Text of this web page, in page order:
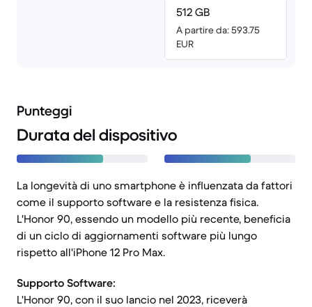
512 GB
A partire da: 593.75
EUR
Punteggi
Durata del dispositivo
La longevità di uno smartphone è influenzata da fattori
come il supporto software e la resistenza fisica.
L'Honor 90, essendo un modello più recente, beneficia
di un ciclo di aggiornamenti software più lungo
rispetto all'iPhone 12 Pro Max.
Supporto Software:
L'Honor 90, con il suo lancio nel 2023, riceverà